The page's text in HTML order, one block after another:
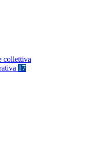
collettiva
17